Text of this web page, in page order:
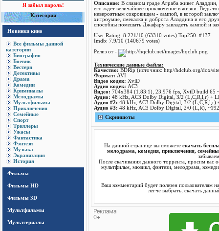
Я забыл пароль!
Категории
Новинки кино
Все фильмы данной
категории
Биография
Боевик
Вестерн
Детективы
Драма
Комедии
Криминалы
Мелодрамы
Мультфильмы
Приключения
Семейные
Спорт
Триллеры
Ужасы
Фантастика
Фэнтези
Музыка
Экранизация
История
Фильмы
Фильмы HD
Фильмы 3D
Мультфильмы
Мультсериалы
Описание: В славном граде Аграба живет Аладдин,
его ждет величайшее приключение в жизни. Ведь
невероятным сокровищем - лампой, в которой
хитроумие, смекалка и доброта Аладдина и его
способны помешать Джафару завладеть лампой и
User Rating: 8.221/10 (63310 votes) Top250: #137
Imdb: 7.9/10 (140679 votes)
Релиз от -
Технические данные файла:
Качество: BDRip (источник: http//hdclub.org/dox/
Формат: AVI
Видео кодек: XviD
Аудио кодек: AC3
Видео: 704x384 (1.83:1), 23,976 fps, XviD build 65
Аудио: 48 kHz, AC3 Dolby Digital, 3/2 (L,C,R,l,r) +
Аудио #2: 48 kHz, AC3 Dolby Digital, 3/2 (L,C,R,l,r)
Аудио #3: 48 kHz, AC3 Dolby Digital, 2/0 (L,R),
Скриншоты
На данной странице вы сможете скачать
мелодрама, комедия, приключения,
После скачивания данного торрента, просим
мультфильм, мюзикл, фэнтези, мелодрама,
Ваш комментарий будет полезен пользователям
легче выбрать, скачать